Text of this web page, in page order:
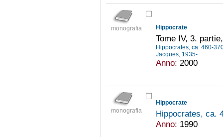
monografia Hippocrate
Tome IV, 3.
Hippocrates, ca. 460-
Jacques, 1935-
Anno: 2000
monografia
Hippocrate
Hippocrates, ca.
Anno: 1990